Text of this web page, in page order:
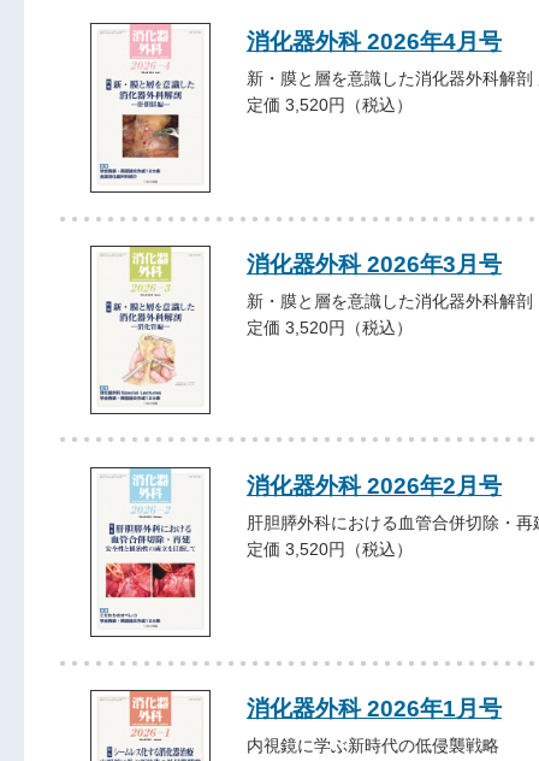
消化器外科 2026年4月号
新・膜と層を意識した消化器外科解剖
定価 3,520円（税込）
消化器外科 2026年3月号
新・膜と層を意識した消化器外科解
定価 3,520円（税込）
消化器外科 2026年2月号
肝胆膵外科における血管合併切除・再
定価 3,520円（税込）
消化器外科 2026年1月号
内視鏡に学ぶ新時代の低侵襲戦略